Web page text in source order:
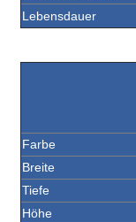
Lebensdauer
Farbe
Breite
Tiefe
Höhe